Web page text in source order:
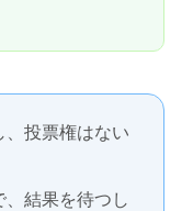
、投票権はない
、結果を待つし